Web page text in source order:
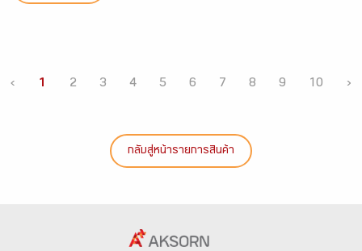
‹ 1 2 3 4 5 6 7 8 9 10 ›
กลับสู่หน้ารายการสินค้า